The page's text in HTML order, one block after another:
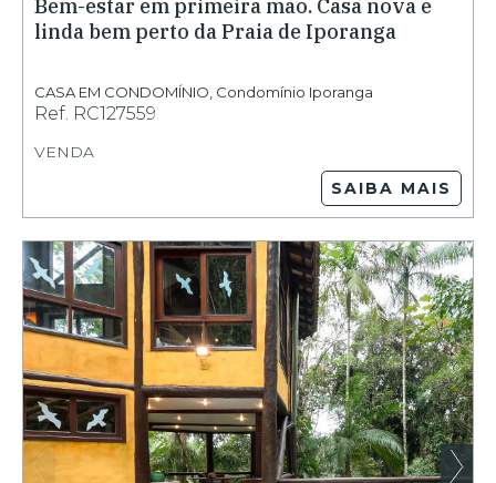
Bem-estar em primeira mão. Casa nova e
linda bem perto da Praia de Iporanga
CASA EM CONDOMÍNIO Condomínio Iporanga
Ref. RC127559
VENDA
SAIBA MAIS